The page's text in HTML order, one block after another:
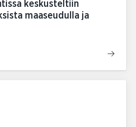
keskusteltiin
maaseudulla ja